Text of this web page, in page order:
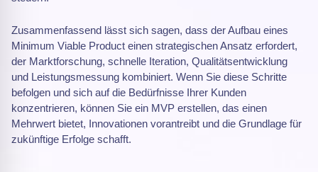
Zusammenfassend lässt sich sagen, dass der Aufbau eines
Minimum Viable Product einen strategischen Ansatz erfordert,
der Marktforschung, schnelle Iteration, Qualitätsentwicklung
und Leistungsmessung kombiniert. Wenn Sie diese Schritte
befolgen und sich auf die Bedürfnisse Ihrer Kunden
konzentrieren, können Sie ein MVP erstellen, das einen
Mehrwert bietet, Innovationen vorantreibt und die Grundlage für
zukünftige Erfolge schafft.